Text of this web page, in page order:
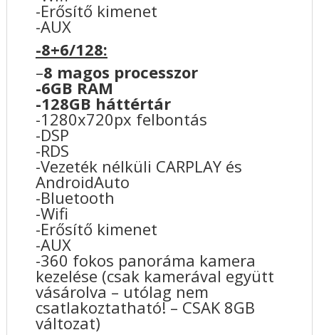
-Erősítő kimenet
-AUX
-8+6/128:
–8 magos processzor
-6GB RAM
-128GB háttértár
-1280x720px felbontás
-DSP
-RDS
-Vezeték nélküli CARPLAY és
AndroidAuto
-Bluetooth
-Wifi
-Erősítő kimenet
-AUX
-360 fokos panoráma kamera
kezelése (csak kamerával együtt
vásárolva – utólag nem
csatlakoztatható! – CSAK 8GB
változat)